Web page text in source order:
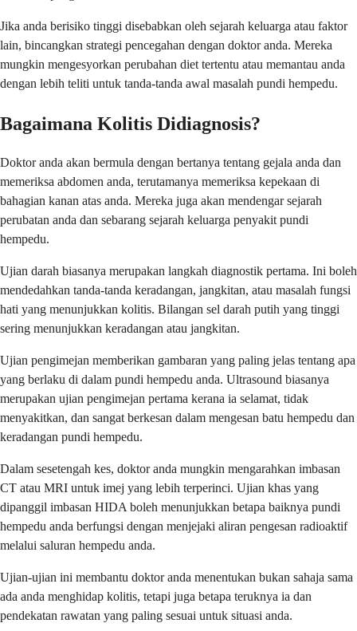
Jika anda berisiko tinggi disebabkan oleh sejarah keluarga atau faktor
lain, bincangkan strategi pencegahan dengan doktor anda. Mereka
mungkin mengesyorkan perubahan diet tertentu atau memantau anda
dengan lebih teliti untuk tanda-tanda awal masalah pundi hempedu.
Bagaimana Kolitis Didiagnosis?
Doktor anda akan bermula dengan bertanya tentang gejala anda dan
memeriksa abdomen anda, terutamanya memeriksa kepekaan di
bahagian kanan atas anda. Mereka juga akan mendengar sejarah
perubatan anda dan sebarang sejarah keluarga penyakit pundi
hempedu.
Ujian darah biasanya merupakan langkah diagnostik pertama. Ini boleh
mendedahkan tanda-tanda keradangan, jangkitan, atau masalah fungsi
hati yang menunjukkan kolitis. Bilangan sel darah putih yang tinggi
sering menunjukkan keradangan atau jangkitan.
Ujian pengimejan memberikan gambaran yang paling jelas tentang apa
yang berlaku di dalam pundi hempedu anda. Ultrasound biasanya
merupakan ujian pengimejan pertama kerana ia selamat, tidak
menyakitkan, dan sangat berkesan dalam mengesan batu hempedu dan
keradangan pundi hempedu.
Dalam sesetengah kes, doktor anda mungkin mengarahkan imbasan
CT atau MRI untuk imej yang lebih terperinci. Ujian khas yang
dipanggil imbasan HIDA boleh menunjukkan betapa baiknya pundi
hempedu anda berfungsi dengan menjejaki aliran pengesan radioaktif
melalui saluran hempedu anda.
Ujian-ujian ini membantu doktor anda menentukan bukan sahaja sama
ada anda menghidap kolitis, tetapi juga betapa teruknya ia dan
pendekatan rawatan yang paling sesuai untuk situasi anda.